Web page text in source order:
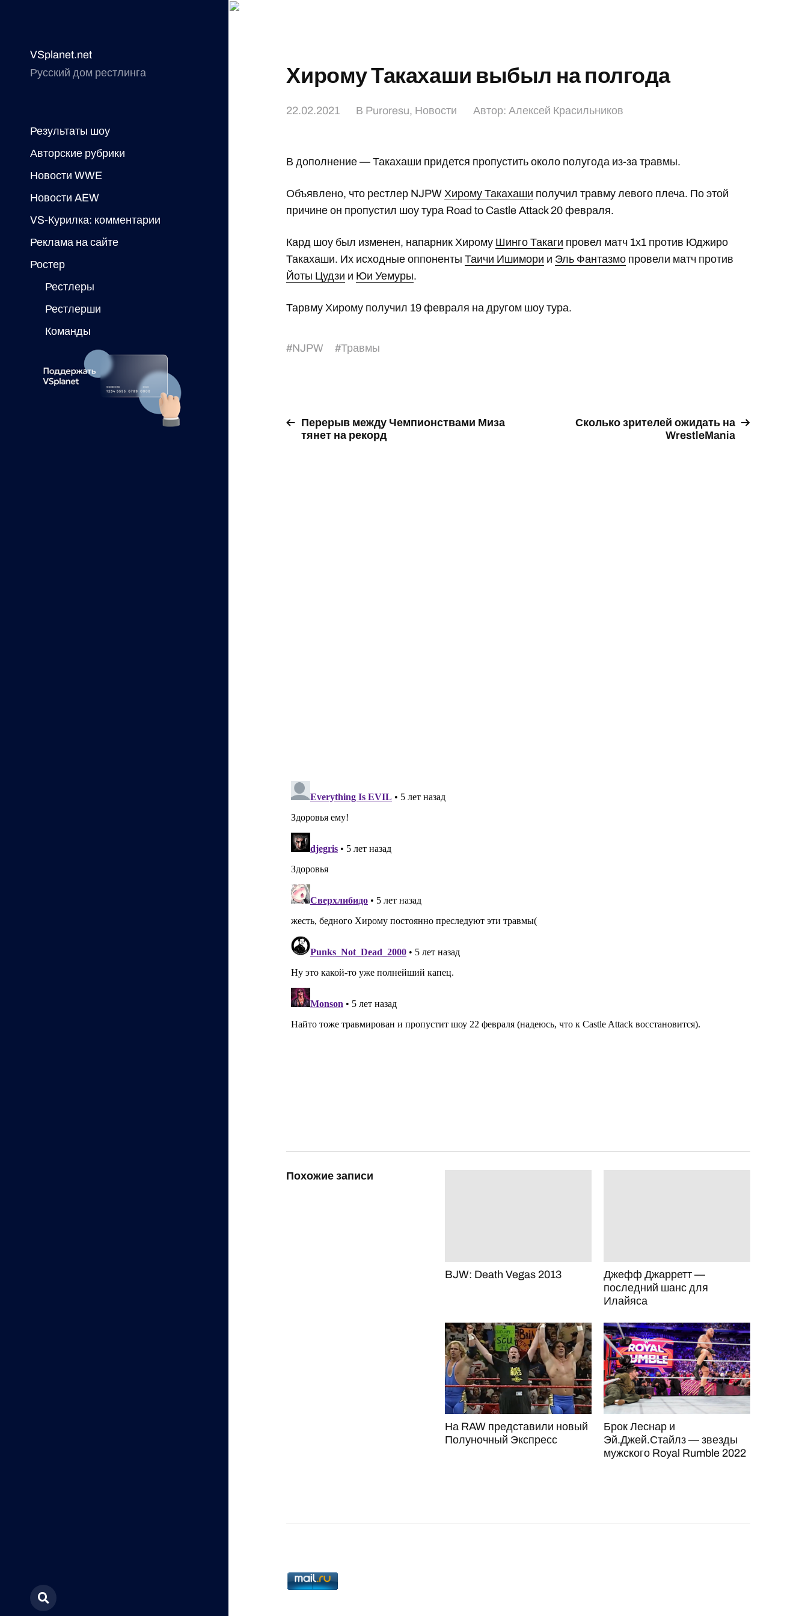
VSplanet.net
Русский дом рестлинга
Результаты шоу
Авторские рубрики
Новости WWE
Новости AEW
VS-Курилка: комментарии
Реклама на сайте
Ростер
Рестлеры
Рестлерши
Команды
Хирому Такахаши выбыл на полгода
22.02.2021 В Puroresu, Новости Автор:Алексей Красильников
В дополнение — Такахаши придется пропустить около полугода из-за травмы.
Объявлено, что рестлер NJPWХирому Такахаши получил травму левого плеча. По этой
причине он пропустил шоу тура Road to Castle Attack 20 февраля.
Кард шоу был изменен, напарник Хирому Шинго Такаги провел матч 1х1 против Юджиро
Такахаши. Их исходные оппонентыТаичи Ишимори и Эль Фантазмо провели матч против
Йоты Цудзи и Юи Уемуры.
Тарвму Хирому получил 19 февраля на другом шоу тура.
#NJPW #Травмы
Перерыв между Чемпионствами Миза
тянет на рекорд
Сколько зрителей ожидать на
WrestleMania
Похожие записи
BJW: Death Vegas 2013
Джефф Джарретт —
последний шанс для
Илайяса
На RAW представили новый
Полуночный Экспресс
Брок Леснар и
Эй.Джей.Стайлз — звезды
мужского Royal Rumble 2022